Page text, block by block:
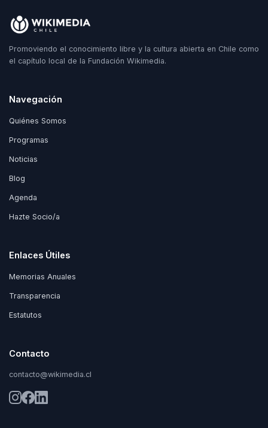
Promoviendo el conocimiento libre y la cultura abierta en Chile como
el capítulo local de la Fundación Wikimedia.
Navegación
Quiénes Somos
Programas
Noticias
Blog
Agenda
Hazte Socio/a
Enlaces Útiles
Memorias Anuales
Transparencia
Estatutos
Contacto
contacto@wikimedia.cl